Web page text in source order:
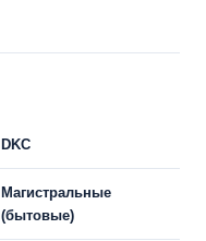
DKC
Магистральные
(бытовые)